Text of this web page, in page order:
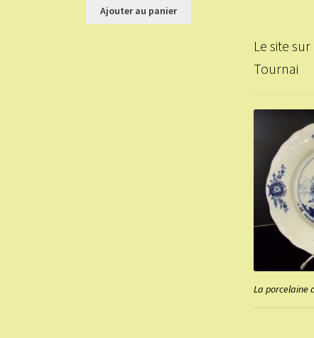
Ajouter au panier
Le site
Tournai
La porcelaine